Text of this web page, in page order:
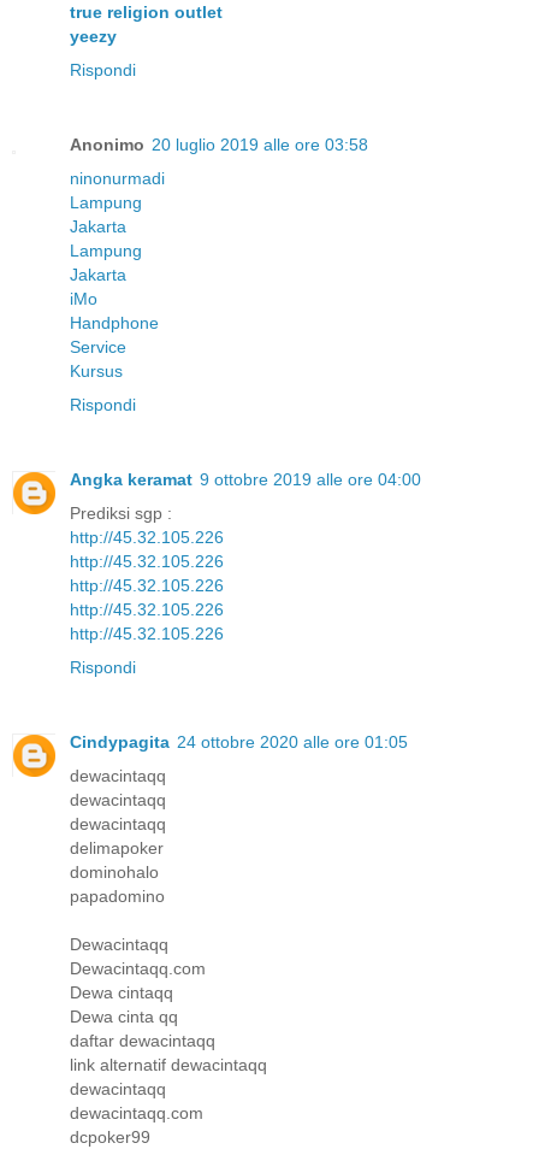
true religion outlet
yeezy
Rispondi
Anonimo 20 luglio 2019 alle ore 03:58
ninonurmadi
Lampung
Jakarta
Lampung
Jakarta
iMo
Handphone
Service
Kursus
Rispondi
Angka keramat 9 ottobre 2019 alle ore 04:00
Prediksi sgp :
http://45.32.105.226
http://45.32.105.226
http://45.32.105.226
http://45.32.105.226
http://45.32.105.226
Rispondi
Cindypagita 24 ottobre 2020 alle ore 01:05
dewacintaqq
dewacintaqq
dewacintaqq
delimapoker
dominohalo
papadomino
Dewacintaqq
Dewacintaqq.com
Dewa cintaqq
Dewa cinta qq
daftar dewacintaqq
link alternatif dewacintaqq
dewacintaqq
dewacintaqq.com
dcpoker99